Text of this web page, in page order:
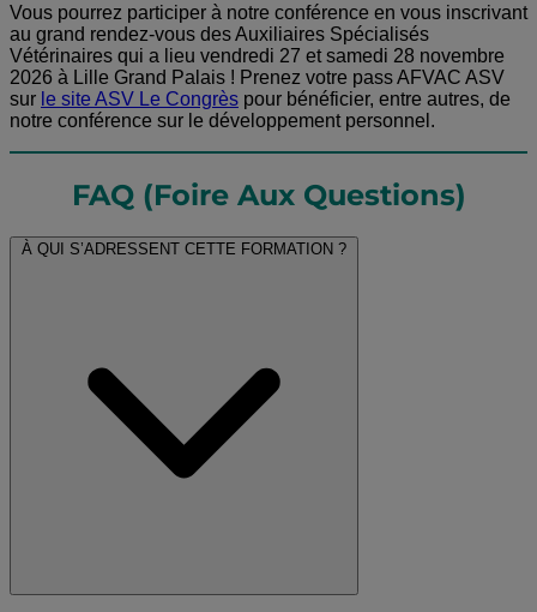
Vous pourrez participer à notre conférence en vous inscrivant
au grand rendez-vous des Auxiliaires Spécialisés
Vétérinaires qui a lieu vendredi 27 et samedi 28 novembre
2026 à Lille Grand Palais ! Prenez votre pass AFVAC ASV
sur le site ASV Le Congrès pour bénéficier, entre autres, de
notre conférence sur le développement personnel.
FAQ (Foire Aux Questions)
À QUI S’ADRESSENT CETTE FORMATION ?